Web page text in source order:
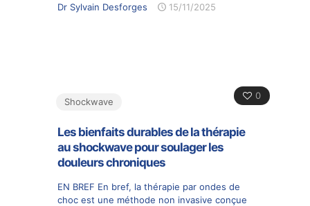
Dr Sylvain Desforges 15/11/2025
0
Shockwave
Les bienfaits durables de la thérapie
au shockwave pour soulager les
douleurs chroniques
EN BREF En bref, la thérapie par ondes de
choc est une méthode non invasive conçue